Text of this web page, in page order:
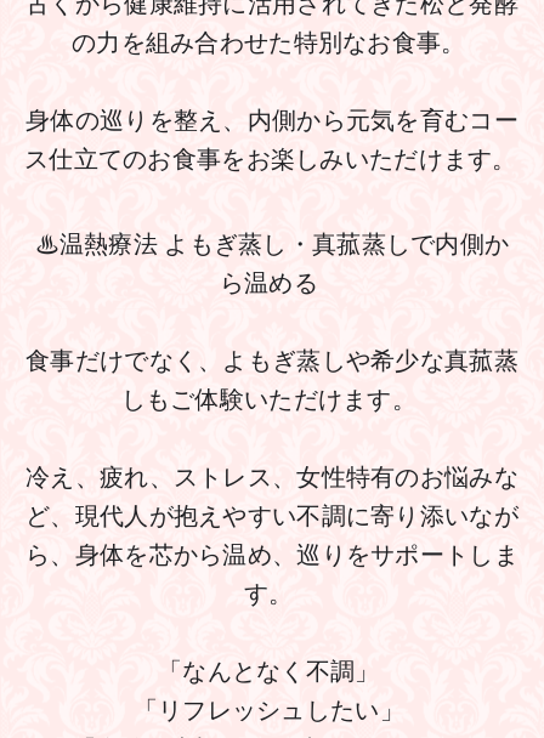
の力を組み合わせた特別なお食事。
身体の巡りを整え、内側から元気を育むコー
♨温熱療法 よもぎ蒸し・真菰蒸しで内側か
ら温める
食事だけでなく、よもぎ蒸しや希少な真菰蒸
しもご体験いただけます。
冷え、疲れ、ストレス、女性特有のお悩みな
ど、現代人が抱えやすい不調に寄り添いなが
ら、身体を芯から温め、巡りをサポートしま
す。
「なんとなく不調」
「リフレッシュしたい」